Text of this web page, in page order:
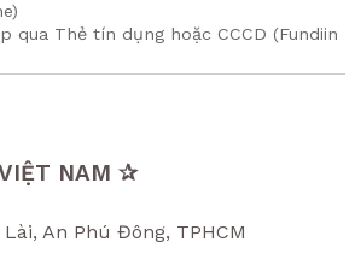
qua Thẻ tín dụng hoặc CCCD (Fundiin
NAM ✰
An Phú Đông, TPHCM